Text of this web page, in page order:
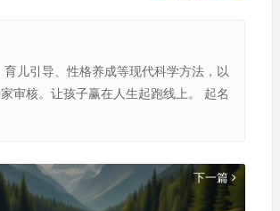
儿引导、性格养成等现代科学方法，以
审核。让孩子赢在人生起跑线上。 起名
下一篇